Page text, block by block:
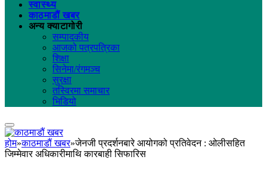
स्वास्थ्य
काठमाडौं खबर
अन्य क्याटागोरी
सम्पादकीय
आजको पत्रपत्रिका
शिक्षा
सिनेमा/रंगमञ्च
सुरक्षा
तस्विरमा समाचार
भिडियो
होम»काठमाडौं खबर»जेनजी प्रदर्शनबारे आयोगको प्रतिवेदन : ओलीसहित
जिम्मेवार अधिकारीमाथि कारबाही सिफारिस